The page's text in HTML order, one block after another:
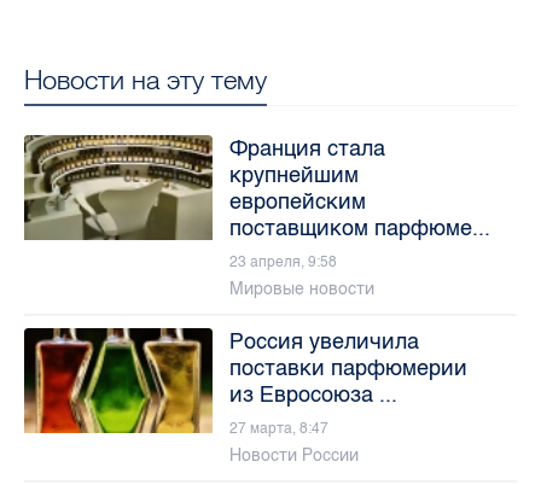
Новости на эту тему
Франция стала
крупнейшим
европейским
поставщиком парфюме...
23 апреля, 9:58
Мировые новости
Россия увеличила
поставки парфюмерии
из Евросоюза ...
27 марта, 8:47
Новости России